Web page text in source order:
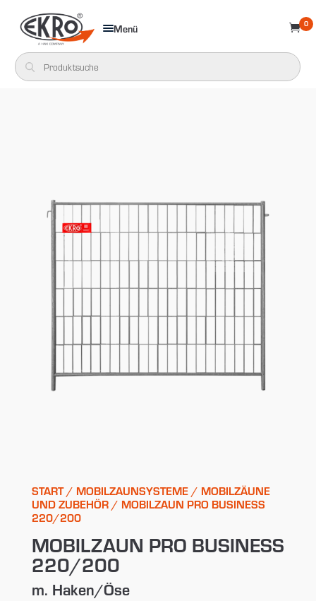
Menü  0
START/ MOBILZAUNSYSTEME/ MOBILZÄUNE
UND ZUBEHÖR/ MOBILZAUN PRO BUSINESS
220/200
MOBILZAUN PRO BUSINESS
220/200
m. Haken/Öse